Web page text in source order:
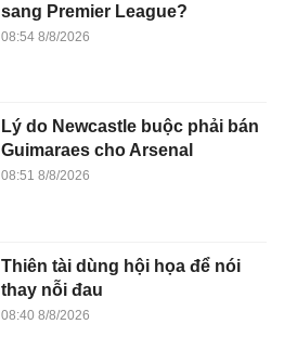
sang Premier League?
08:54 8/8/2026
Lý do Newcastle buộc phải bán
Guimaraes cho Arsenal
08:51 8/8/2026
Thiên tài dùng hội họa để nói
thay nỗi đau
08:40 8/8/2026